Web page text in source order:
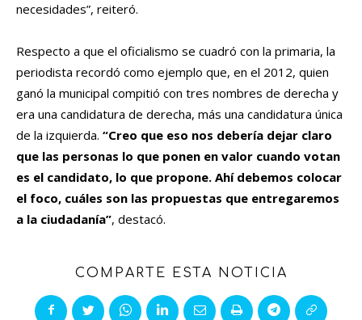
necesidades”, reiteró.
Respecto a que el oficialismo se cuadró con la primaria, la
periodista recordó como ejemplo que, en el 2012, quien
ganó la municipal compitió con tres nombres de derecha y
era una candidatura de derecha, más una candidatura única
de la izquierda. “Creo que eso nos debería dejar claro
que las personas lo que ponen en valor cuando votan
es el candidato, lo que propone. Ahí debemos colocar
el foco, cuáles son las propuestas que entregaremos
a la ciudadanía”, destacó.
COMPARTE ESTA NOTICIA